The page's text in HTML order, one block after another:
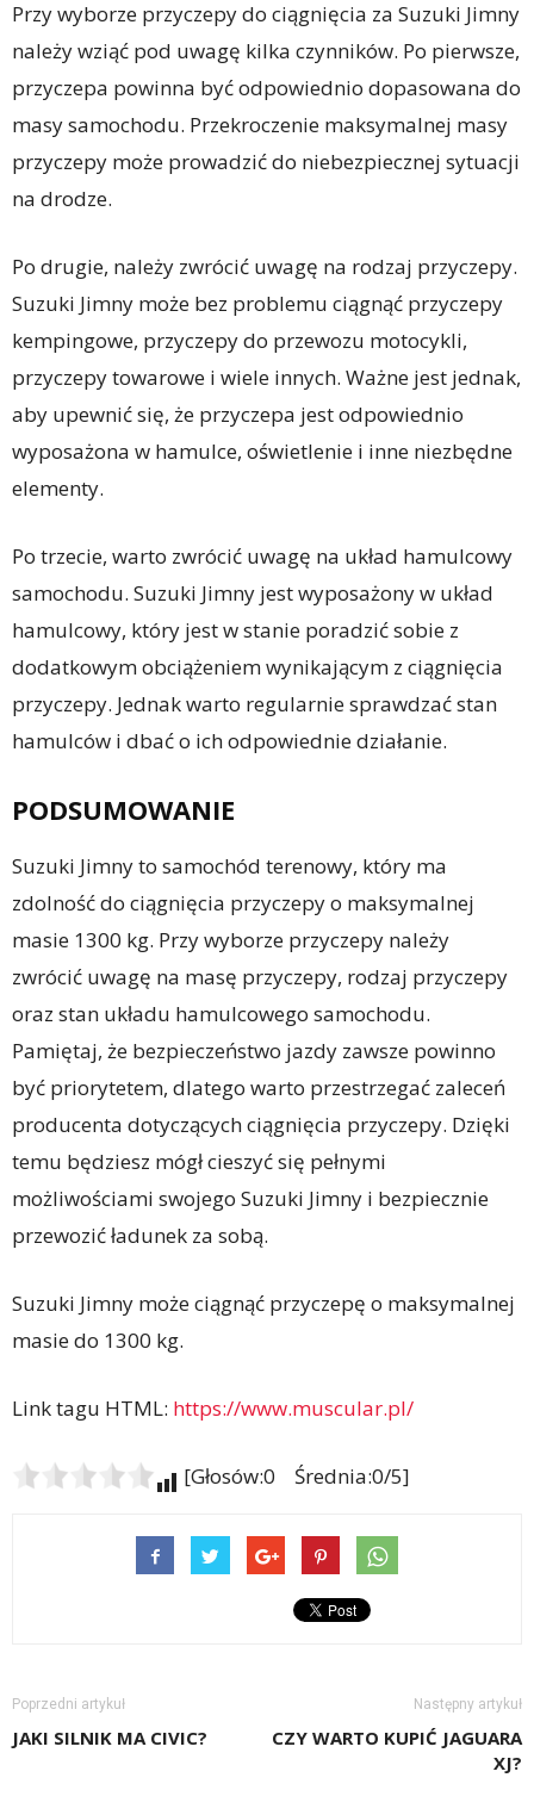
Przy wyborze przyczepy do ciągnięcia za Suzuki Jimny
należy wziąć pod uwagę kilka czynników. Po pierwsze,
przyczepa powinna być odpowiednio dopasowana do
masy samochodu. Przekroczenie maksymalnej masy
przyczepy może prowadzić do niebezpiecznej sytuacji
na drodze.
Po drugie, należy zwrócić uwagę na rodzaj przyczepy.
Suzuki Jimny może bez problemu ciągnąć przyczepy
kempingowe, przyczepy do przewozu motocykli,
przyczepy towarowe i wiele innych. Ważne jest jednak,
aby upewnić się, że przyczepa jest odpowiednio
wyposażona w hamulce, oświetlenie i inne niezbędne
elementy.
Po trzecie, warto zwrócić uwagę na układ hamulcowy
samochodu. Suzuki Jimny jest wyposażony w układ
hamulcowy, który jest w stanie poradzić sobie z
dodatkowym obciążeniem wynikającym z ciągnięcia
przyczepy. Jednak warto regularnie sprawdzać stan
hamulców i dbać o ich odpowiednie działanie.
PODSUMOWANIE
Suzuki Jimny to samochód terenowy, który ma
zdolność do ciągnięcia przyczepy o maksymalnej
masie 1300 kg. Przy wyborze przyczepy należy
zwrócić uwagę na masę przyczepy, rodzaj przyczepy
oraz stan układu hamulcowego samochodu.
Pamiętaj, że bezpieczeństwo jazdy zawsze powinno
być priorytetem, dlatego warto przestrzegać zaleceń
producenta dotyczących ciągnięcia przyczepy. Dzięki
temu będziesz mógł cieszyć się pełnymi
możliwościami swojego Suzuki Jimny i bezpiecznie
przewozić ładunek za sobą.
Suzuki Jimny może ciągnąć przyczepę o maksymalnej
masie do 1300 kg.
Link tagu HTML: https://www.muscular.pl/
[Głosów:0 Średnia:0/5]
Poprzedni artykuł
JAKI SILNIK MA CIVIC?
Następny artykuł
CZY WARTO KUPIĆ JAGUARA
XJ?